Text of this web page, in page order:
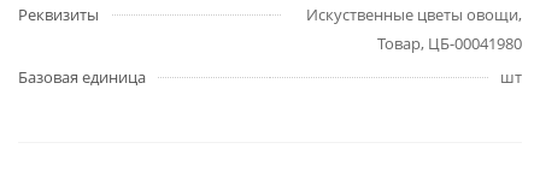
Реквизиты
Искуственные цветы овощи,
Товар, ЦБ-00041980
Базовая единица
шт